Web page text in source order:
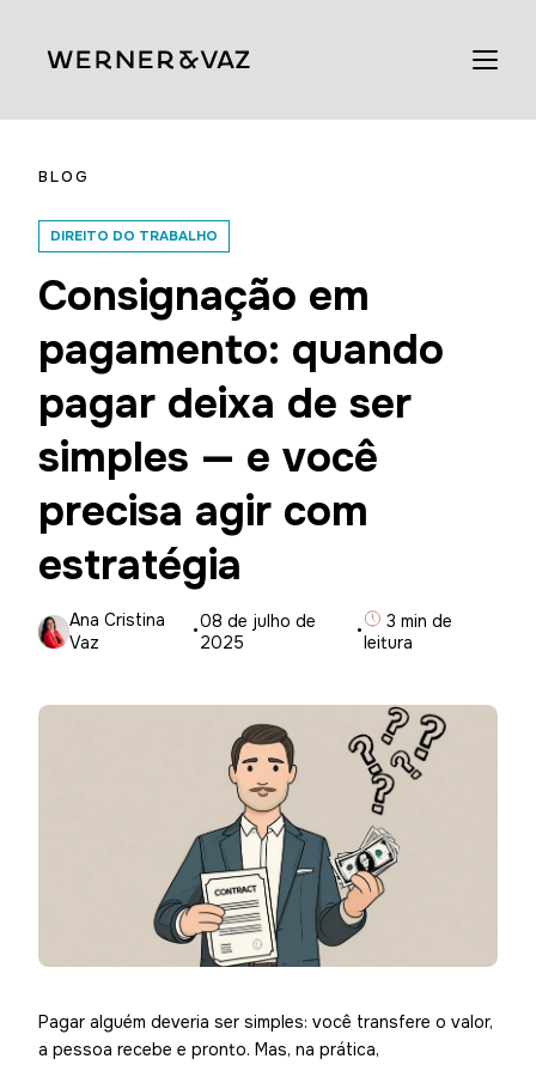
BLOG
DIREITO DO TRABALHO
Consignação em
pagamento: quando
pagar deixa de ser
simples — e você
precisa agir com
estratégia
Ana Cristina
Vaz
·08 de julho de
2025
·
3 min de
leitura
Pagar alguém deveria ser simples: você transfere o valor,
a pessoa recebe e pronto. Mas, na prática,